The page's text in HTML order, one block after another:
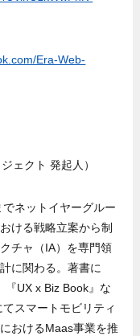
Era-Web-
ェクト 発起人）
ネットイヤーグルー
ける戦略立案から制
チャ（IA）を専門領
に関わる。著書に
『UX x Biz Book』な
スマートモビリティ
おけるMaas事業を推